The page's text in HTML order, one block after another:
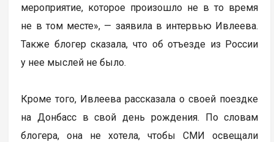
мероприятие, которое произошло не в то время
не в том месте», — заявила в интервью Ивлеева.
Также блогер сказала, что об отъезде из России
у нее мыслей не было.
Кроме того, Ивлеева рассказала о своей поездке
на Донбасс в свой день рождения. По словам
блогера, она не хотела, чтобы СМИ освещали